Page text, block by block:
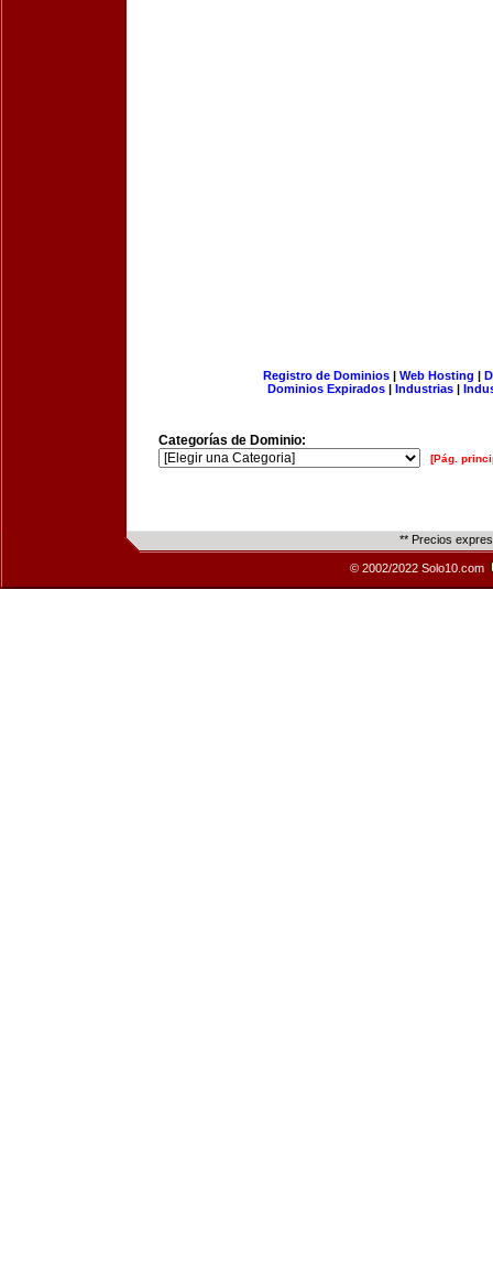
Registro de Dominios| Web Hosting |
Dominios Expirados | Industrias |
Categorías de Dominio:
[Pág.
** Precios
© 2002/2022 Solo10.com